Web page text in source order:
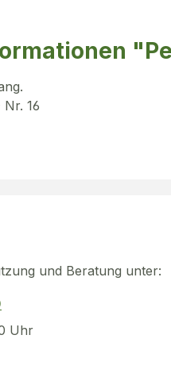
16
und Beratung unter:
Uhr